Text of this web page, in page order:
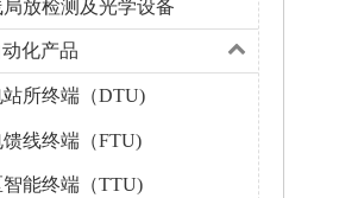
放检测及光学设备
化产品
站所终端（DTU)
馈线终端（FTU)
智能终端（TTU)